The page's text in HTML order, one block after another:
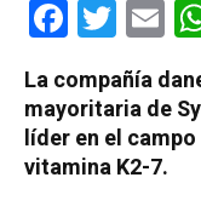
FacebookTwitter
La compañía
mayoritaria de
líder en el
vitamina K2-7.